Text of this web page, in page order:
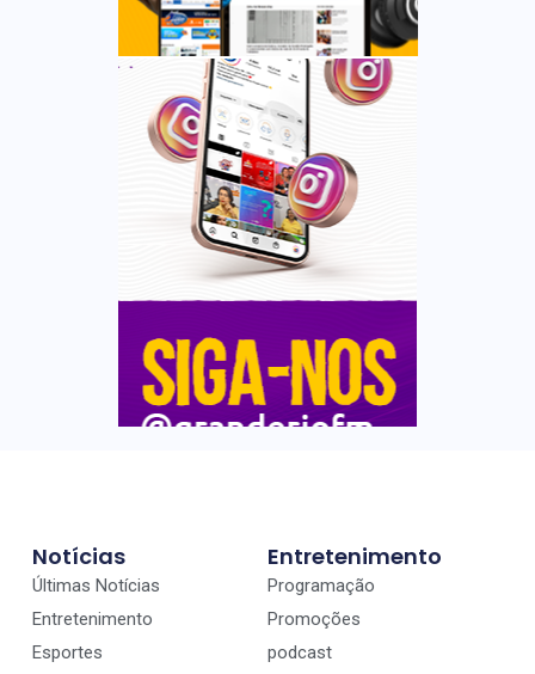
Notícias
Últimas Notícias
Entretenimento
Esportes
Entretenimento
Programação
Promoções
podcast